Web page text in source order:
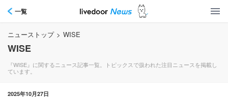
一覧
ニューストップ > WISE
WISE
『WISE』に関するニュース記事一覧。トピックスで扱われた注目ニュースを掲載し
ています。
2025年10月27日